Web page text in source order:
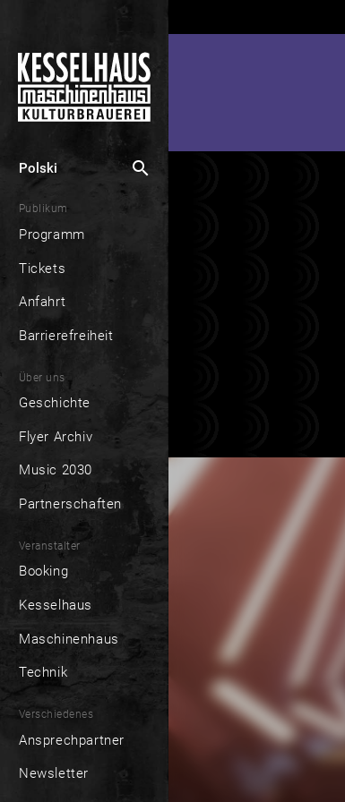
Polski search
Publikum
Programm
Tickets
Anfahrt
Barrierefreiheit
Über uns
Geschichte
Flyer Archiv
Music 2030
Partnerschaften
Veranstalter
Booking
Kesselhaus
Maschinenhaus
Technik
Verschiedenes
Ansprechpartner
Newsletter